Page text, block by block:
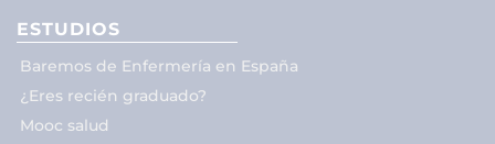
ESTUDIOS
Baremos de Enfermería en España
¿Eres recién graduado?
Mooc salud